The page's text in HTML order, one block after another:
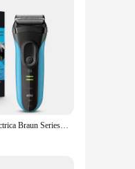
deliver a
bulk
is not
suitable for a
Afeitadora eléctrica Braun Series 3 Proskin 3040s, afeitado en seco y húmedo, corte de pelo, comodidad de la piel para hombres, maquinilla de afeitar de lámina con recortadora de precisión